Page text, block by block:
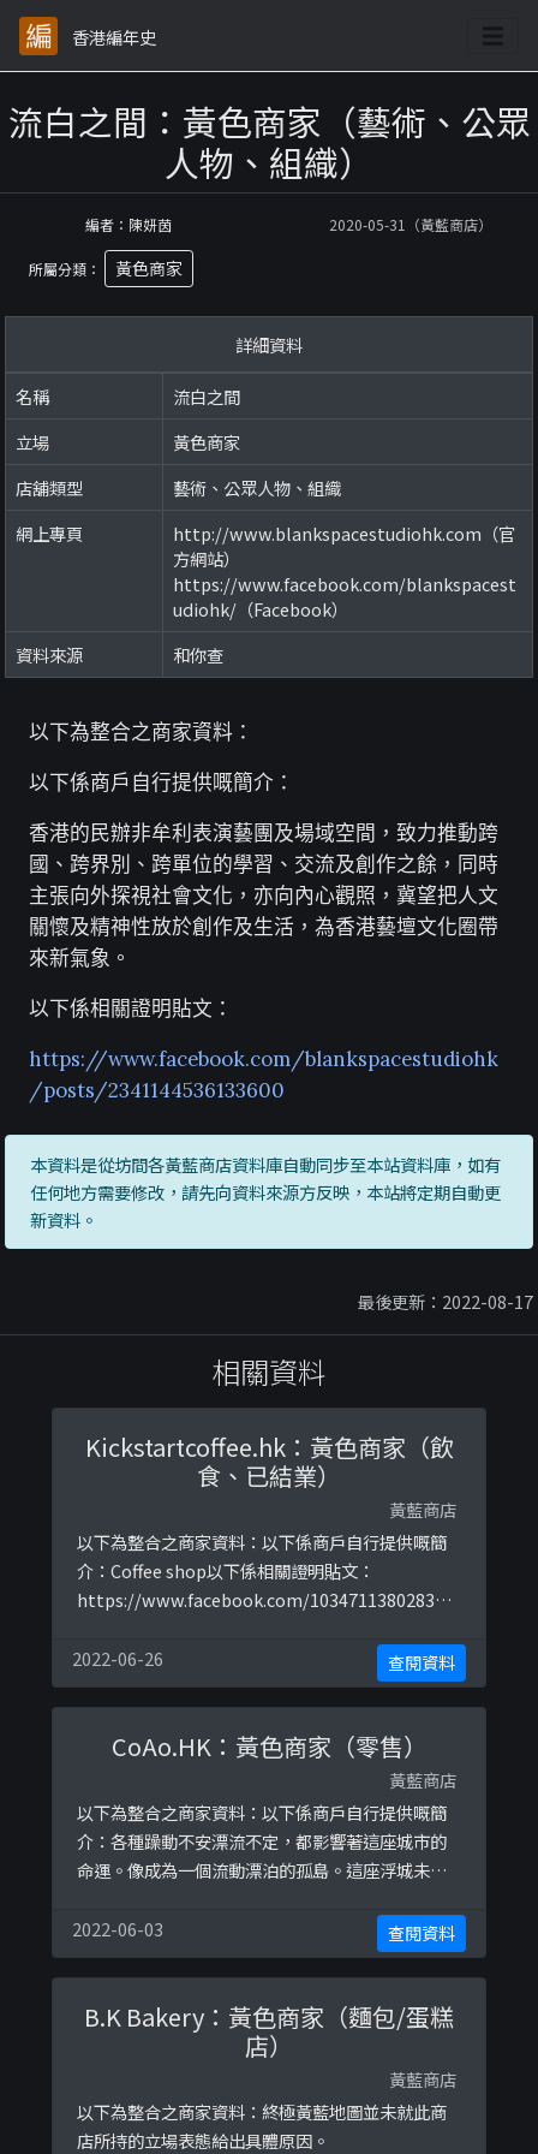
香港編年史
流白之間：黃色商家（藝術、公眾
人物、組織）
編者：陳妍茵 2020-05-31（黃藍商店）
所屬分類： 黃色商家
詳細資料
名稱
流白之間
立場
黃色商家
店舖類型
藝術、公眾人物、組織
網上專頁
http://www.blankspacestudiohk.com（官
方網站）
https://www.facebook.com/blankspacest
udiohk/（Facebook）
資料來源
和你查
以下為整合之商家資料：
以下係商戶自行提供嘅簡介：
香港的民辦非牟利表演藝團及場域空間，致力推動跨
國、跨界別、跨單位的學習、交流及創作之餘，同時
主張向外探視社會文化，亦向內心觀照，冀望把人文
關懷及精神性放於創作及生活，為香港藝壇文化圈帶
來新氣象。
以下係相關證明貼文：
https://www.facebook.com/blankspacestudiohk
/posts/2341144536133600
本資料是從坊間各黃藍商店資料庫自動同步至本站資料庫，如有
任何地方需要修改，請先向資料來源方反映，本站將定期自動更
新資料。
最後更新：2022-08-17
相關資料
Kickstartcoffee.hk：黃色商家（飲
食、已結業）
黃藍商店
以下為整合之商家資料：以下係商戶自行提供嘅簡
介：Coffee shop以下係相關證明貼文：
https://www.facebook.com/103471138028357
ok.com/103471138028357/posts/12224910948
3893/https://www.facebook.com/1034 ...
2022-06-26 查閱資料
CoAo.HK：黃色商家（零售）
黃藍商店
以下為整合之商家資料：以下係商戶自行提供嘅簡
介：各種躁動不安漂流不定，都影響著這座城市的
命運。像成為一個流動漂泊的孤島。這座浮城未知
明貼文：
https://www.facebook.com/permalink.php?
story_fbid=107946344044392&amp;id=107945
847377775https://www.facebook ...
2022-06-03 查閱資料
B.K Bakery：黃色商家（麵包/蛋糕
店）
黃藍商店
以下為整合之商家資料：終極黃藍地圖並未就此商
店所持的立場表態給出具體原因。